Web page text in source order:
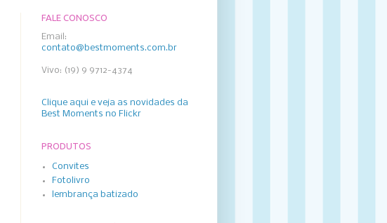
FALE CONOSCO
Email:
contato@bestmoments.com.br
Vivo: (19) 9 9712-4374
Clique aqui e veja as novidades da
Best Moments no Flickr
PRODUTOS
Convites
Fotolivro
lembrança batizado